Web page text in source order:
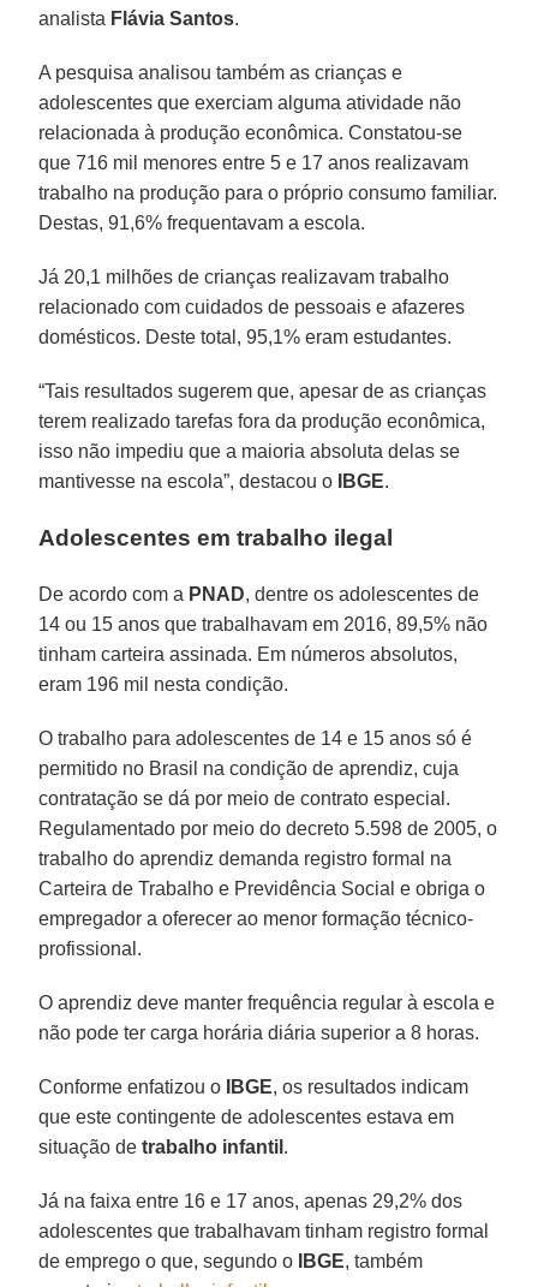
analista Flávia Santos.
A pesquisa analisou também as crianças e
adolescentes que exerciam alguma atividade não
relacionada à produção econômica. Constatou-se
que 716 mil menores entre 5 e 17 anos realizavam
trabalho na produção para o próprio consumo familiar.
Destas, 91,6% frequentavam a escola.
Já 20,1 milhões de crianças realizavam trabalho
relacionado com cuidados de pessoais e afazeres
domésticos. Deste total, 95,1% eram estudantes.
“Tais resultados sugerem que, apesar de as crianças
terem realizado tarefas fora da produção econômica,
isso não impediu que a maioria absoluta delas se
mantivesse na escola”, destacou o
IBGE.
Adolescentes em trabalho ilegal
De acordo com a PNAD, dentre os adolescentes de
14 ou 15 anos que trabalhavam em 2016, 89,5% não
tinham carteira assinada. Em números absolutos,
eram 196 mil nesta condição.
O trabalho para adolescentes de 14 e 15 anos só é
permitido no Brasil na condição de aprendiz, cuja
contratação se dá por meio de contrato especial.
Regulamentado por meio do decreto 5.598 de 2005, o
trabalho do aprendiz demanda registro formal na
Carteira de Trabalho e Previdência Social e obriga o
empregador a oferecer ao menor formação técnico-
profissional.
O aprendiz deve manter frequência regular à escola e
não pode ter carga horária diária superior a 8 horas.
Conforme enfatizou o IBGE, os resultados indicam
que este contingente de adolescentes estava em
situação detrabalho infantil .
Já na faixa entre 16 e 17 anos, apenas 29,2% dos
adolescentes que trabalhavam tinham registro formal
de emprego o que, segundo o
IBGE, também